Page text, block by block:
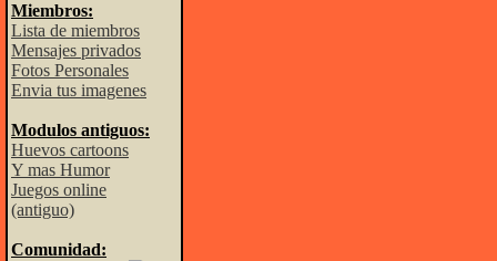
Miembros:
Lista de miembros
Mensajes privados
Fotos Personales
Envia tus imagenes
Modulos antiguos:
Huevos cartoons
Y mas Humor
Juegos online
(antiguo)
Comunidad: